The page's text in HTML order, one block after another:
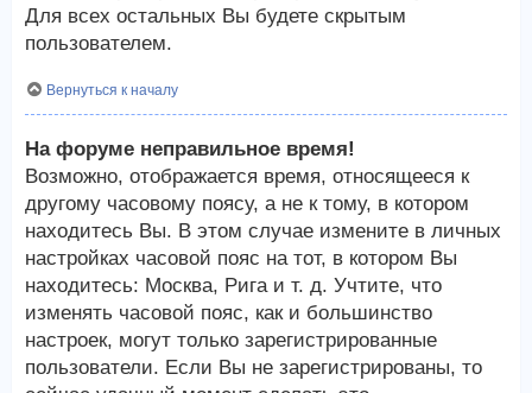
Для всех остальных Вы будете скрытым
пользователем.
Вернуться к началу
На форуме неправильное время!
Возможно, отображается время, относящееся к
другому часовому поясу, а не к тому, в котором
находитесь Вы. В этом случае измените в личных
настройках часовой пояс на тот, в котором Вы
находитесь: Москва, Рига и т. д. Учтите, что
изменять часовой пояс, как и большинство
настроек, могут только зарегистрированные
пользователи. Если Вы не зарегистрированы, то